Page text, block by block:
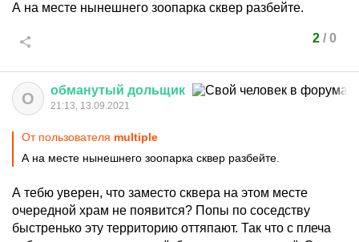
А на месте нынешнего зоопарка сквер разбейте.
2/ 0
О обманутый дольщик
21:13, 13.09.2021
От пользователя multiple
А на месте нынешнего зоопарка сквер разбейте.
А тебю уверен, что заместо сквера на этом месте
очередной храм не появится? Попы по соседству
быстренько эту территорию оттяпают. Так что с плеча